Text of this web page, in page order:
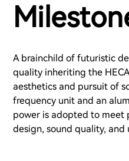
A brainchild of futuristic
quality inheriting the
aesthetics and pursuit of
frequency unit and an
power is adopted to meet
design, sound quality, and